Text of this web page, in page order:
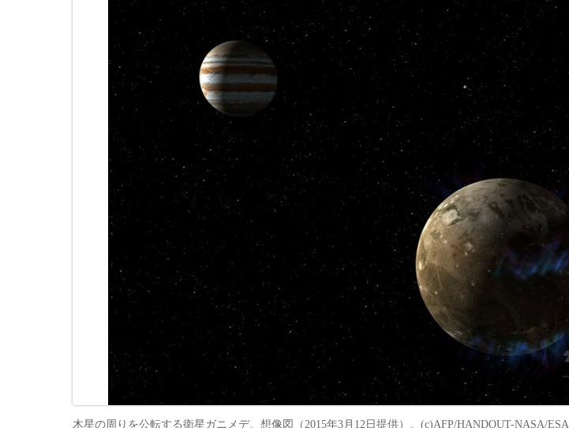
木星の周りを公転する衛星ガニメデ。想像図（2015年3月12日提供）。(c)AFP/HANDOUT-NASA/ESA